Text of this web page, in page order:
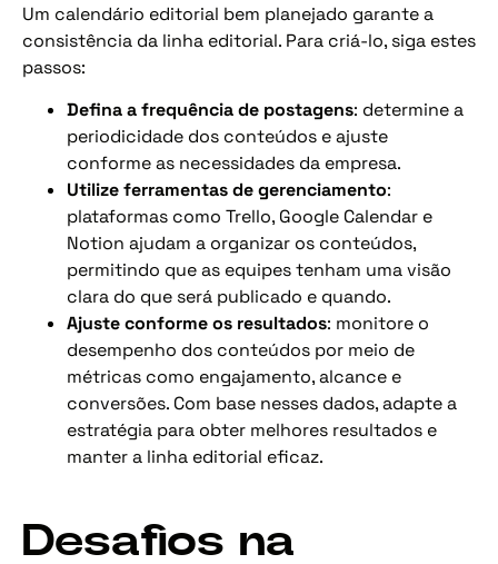
Um calendário editorial bem planejado garante a
consistência da linha editorial. Para criá-lo, siga estes
passos:
Defina a frequência de postagens: determine a
periodicidade dos conteúdos e ajuste
conforme as necessidades da empresa.
Utilize ferramentas de gerenciamento:
plataformas como Trello, Google Calendar e
Notion ajudam a organizar os conteúdos,
permitindo que as equipes tenham uma visão
clara do que será publicado e quando.
Ajuste conforme os resultados: monitore o
desempenho dos conteúdos por meio de
métricas como engajamento, alcance e
conversões. Com base nesses dados, adapte a
estratégia para obter melhores resultados e
manter a linha editorial eficaz.
Desafios na